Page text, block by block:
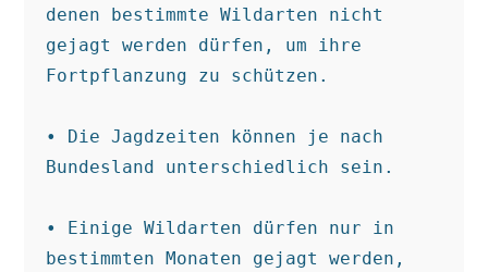
denen bestimmte Wildarten nicht
gejagt werden dürfen, um ihre
Fortpflanzung zu schützen.
• Die Jagdzeiten können je nach
Bundesland unterschiedlich sein.
• Einige Wildarten dürfen nur in
bestimmten Monaten gejagt werden,